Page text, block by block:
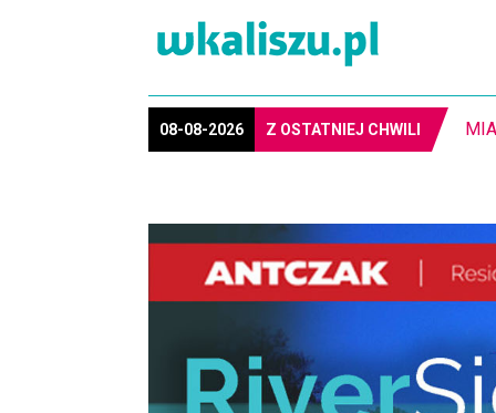
08-08-2026 Z OSTATNIEJ CHWILI MIASTO. W Kaliszu kręcą film. Zmiany